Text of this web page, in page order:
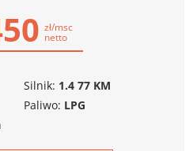
zł/msc
netto
Silnik: 1.4 77 KM
Paliwo: LPG